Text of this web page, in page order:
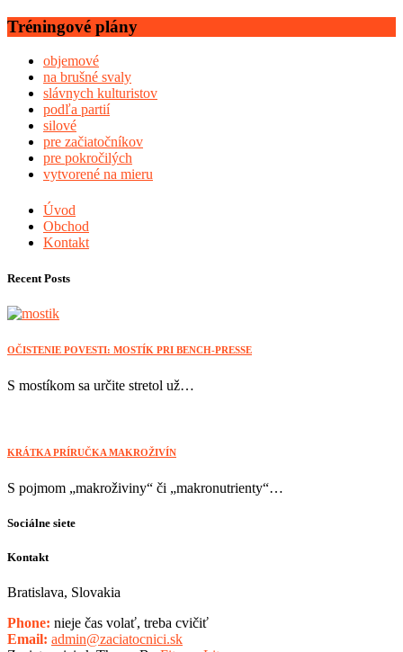
Tréningové plány
objemové
na brušné svaly
slávnych kulturistov
podľa partií
silové
pre začiatočníkov
pre pokročilých
vytvorené na mieru
Úvod
Obchod
Kontakt
Recent Posts
OČISTENIE POVESTI: MOSTÍK PRI BENCH-PRESSE
S mostíkom sa určite stretol už…
KRÁTKA PRÍRUČKA MAKROŽIVÍN
S pojmom „makroživiny“ či „makronutrienty“…
Sociálne siete
Kontakt
Bratislava, Slovakia
Phone: nieje čas volať, treba cvičiť
Email: admin@zaciatocnici.sk